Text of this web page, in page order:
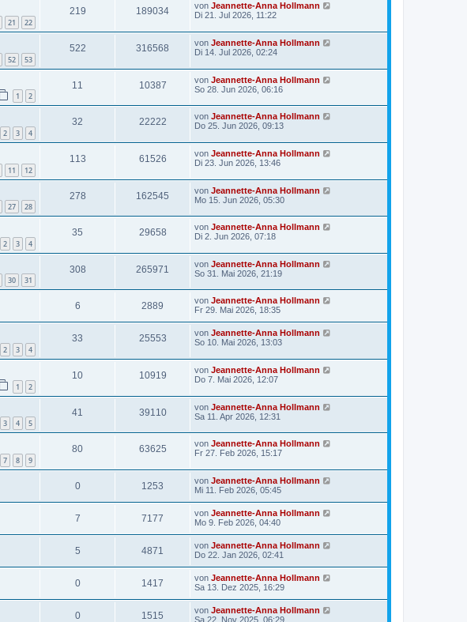
21 22
219 189034 von Jeannette-Anna Hollmann
Di 21. Jul 2026, 11:22
52 53
522 316568 von Jeannette-Anna Hollmann
Di 14. Jul 2026, 02:24
1 2
11 10387 von Jeannette-Anna Hollmann
So 28. Jun 2026, 06:16
2 3 4
32 22222 von Jeannette-Anna Hollmann
Do 25. Jun 2026, 09:13
11 12
113 61526 von Jeannette-Anna Hollmann
Di 23. Jun 2026, 13:46
27 28
278 162545 von Jeannette-Anna Hollmann
Mo 15. Jun 2026, 05:30
2 3 4
35 29658 von Jeannette-Anna Hollmann
Di 2. Jun 2026, 07:18
30 31
308 265971 von Jeannette-Anna Hollmann
So 31. Mai 2026, 21:19
6 2889 von Jeannette-Anna Hollmann
Fr 29. Mai 2026, 18:35
2 3 4
33 25553 von Jeannette-Anna Hollmann
So 10. Mai 2026, 13:03
1 2
10 10919 von Jeannette-Anna Hollmann
Do 7. Mai 2026, 12:07
3 4 5
41 39110 von Jeannette-Anna Hollmann
Sa 11. Apr 2026, 12:31
7 8 9
80 63625 von Jeannette-Anna Hollmann
Fr 27. Feb 2026, 15:17
0 1253 von Jeannette-Anna Hollmann
Mi 11. Feb 2026, 05:45
7 7177 von Jeannette-Anna Hollmann
Mo 9. Feb 2026, 04:40
5 4871 von Jeannette-Anna Hollmann
Do 22. Jan 2026, 02:41
0 1417 von Jeannette-Anna Hollmann
Sa 13. Dez 2025, 16:29
0 1515 von Jeannette-Anna Hollmann
Sa 22. Nov 2025, 06:29